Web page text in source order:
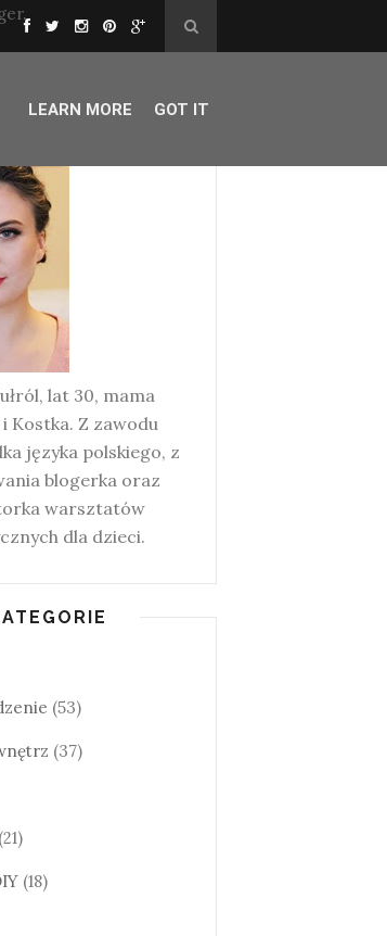
.
O MNIE
lat 30, mama
Kostka. Z zawodu
języka polskiego, z
blogerka oraz
warsztatów
dla dzieci.
(53)
(37)
(21)
(18)
LEARN MORE GOT IT